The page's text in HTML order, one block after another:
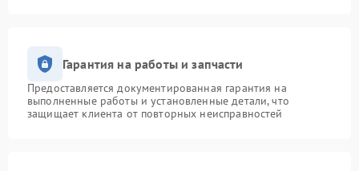
Гарантия на работы и запчасти
Предоставляется документированная гарантия на
выполненные работы и установленные детали, что
защищает клиента от повторных неисправностей